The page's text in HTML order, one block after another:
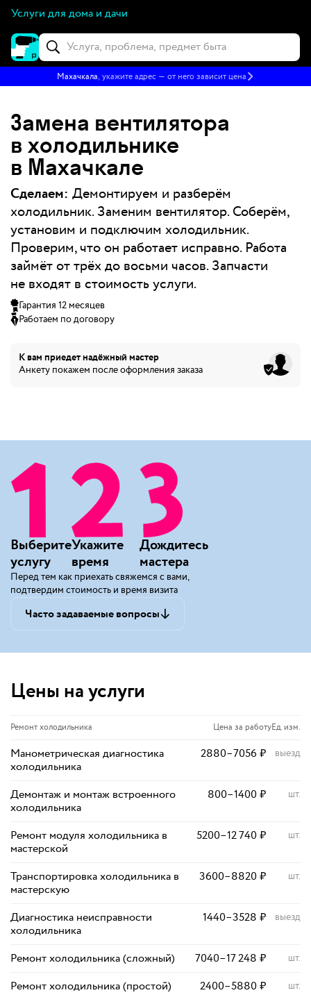
Услуги для дома и дачи
Махачкала, укажите адрес — от него зависит цена
Замена вентилятора
в холодильнике
в Махачкале
Сделаем: Демонтируем и разберём
холодильник. Заменим вентилятор. Соберём,
установим и подключим холодильник.
Проверим, что он работает исправно. Работа
займёт от трёх до восьми часов. Запчасти
не входят в стоимость услуги.
Гарантия 12 месяцев
Работаем по договору
К вам приедетнадёжный мастер
Анкету покажем после оформления заказа
Выберите
услугу
Укажите
время
Дождитесь
мастера
Перед тем как приехать свяжемся с вами,
подтвердим стоимость и время визита
Часто задаваемые вопросы
Цены на услуги
Ремонт холодильника Цена за работуЕд. изм.
Манометрическая диагностика
холодильника
2880–7056₽ выезд
Демонтаж и монтаж встроенного
холодильника
800–1400₽ шт.
Ремонт модуля холодильника в
мастерской
5200–12 740₽ шт.
Транспортировка холодильника в
мастерскую
3600–8820₽ шт.
Диагностика неисправности
холодильника
1440–3528 ₽ выезд
Ремонт холодильника (сложный) 7040–17 248 ₽ шт.
Ремонт холодильника (простой) 2400–5880₽ шт.